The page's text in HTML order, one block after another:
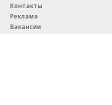
Контакты
Реклама
Вакансии